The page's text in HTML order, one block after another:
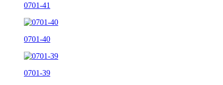
0701-41
0701-40
0701-39